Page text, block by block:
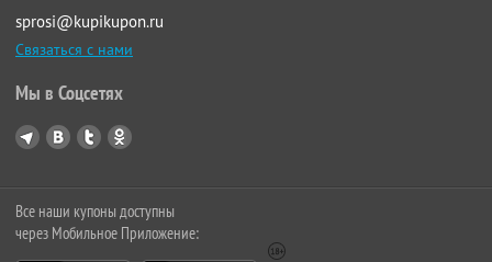
sprosi@kupikupon.ru
Связаться с нами
Мы в Соцсетях
Все наши купоны доступны
через Мобильное Приложение: